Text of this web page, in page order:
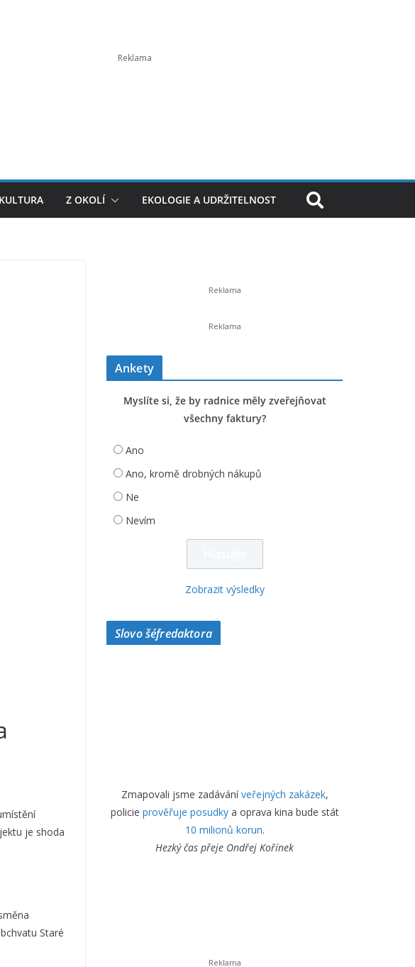
KULTURA Z OKOLÍ EKOLOGIE A UDRŽITELNOST
je shoda
Staré
Ankety
Myslíte si, že by radnice měly zveřejňovat
všechny faktury?
Ano
Ano, kromě drobných nákupů
Ne
Nevím
Zobrazit výsledky
Slovo šéfredaktora
Zmapovali jsme zadáváníveřejných zakázek,
policie prověřuje posudkya oprava kina bude stát
10 milionů korun.
Hezký čas přeje Ondřej Kořínek